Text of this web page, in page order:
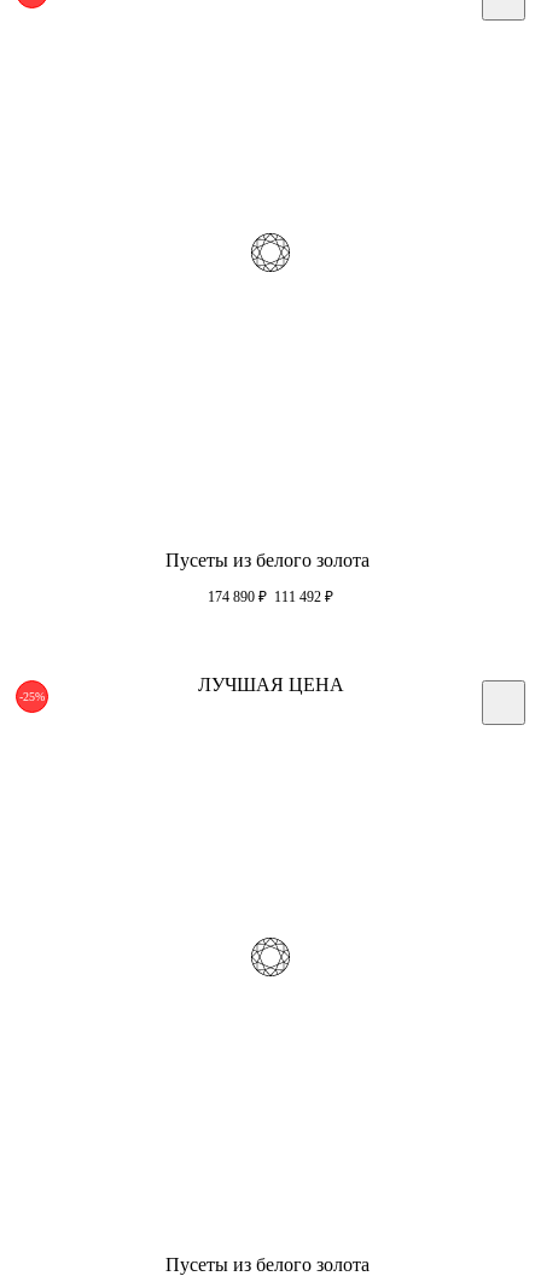
Пусеты из белого золота
174 890 ₽ 111 492 ₽
-25%
ЛУЧШАЯ ЦЕНА
Пусеты из белого золота